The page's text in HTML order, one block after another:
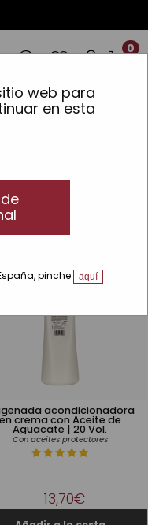
web para
en esta
pinche aquí
0
ENTRE
al aceite de aguacate.
acondicionadora
en crema con Aceite de
Aguacate | 20 Vol.
Con aceites protectores
13,70€